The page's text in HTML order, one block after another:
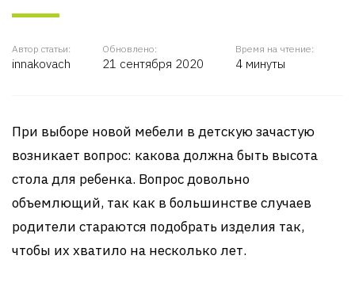
Автор статьи:
innakovach
Обновлено:
21 сентября 2020
Время на чтение:
4 минуты
При выборе новой мебели в детскую зачастую
возникает вопрос: какова должна быть высота
стола для ребенка. Вопрос довольно
объемлющий, так как в большинстве случаев
родители стараются подобрать изделия так,
чтобы их хватило на несколько лет.